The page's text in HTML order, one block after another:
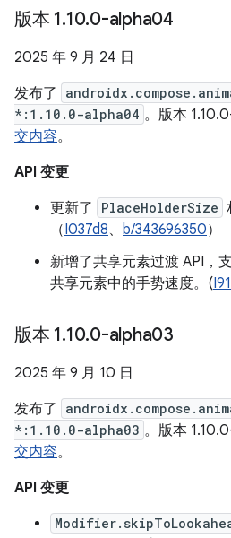
版本 1.10.0-alpha04
2025 年 9 月 24 日
发布了
*:1.10.0-alpha04 。版本
交内容。
API 变更
更新了
PlaceHolderSize
（I037d8、 b/343696350）
新增了共享元素过渡 API，
共享元素中的手势速度。(
版本 1.10.0-alpha03
2025 年 9 月 10 日
发布了
*:1.10.0-alpha03 。版本
交内容。
API 变更